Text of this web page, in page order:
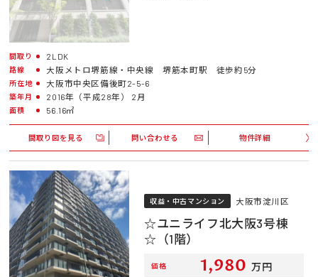
間取り 2LDK
路線 大阪メトロ堺筋線・中央線 堺筋本町駅 徒歩約5分
所在地 大阪市中央区備後町2-5-6
築年月 2016年（平成28年） 2月
面積 56.16㎡
間取り図を見る 問い合わせる 物件詳細
収益・中古マンション 大阪市淀川区
☆ユニライフ北大阪3号棟
☆（1階）
価格 1,980 万円